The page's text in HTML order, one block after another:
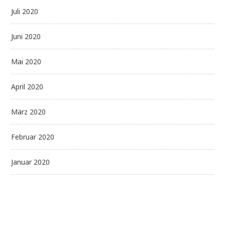
Juli 2020
Juni 2020
Mai 2020
April 2020
März 2020
Februar 2020
Januar 2020